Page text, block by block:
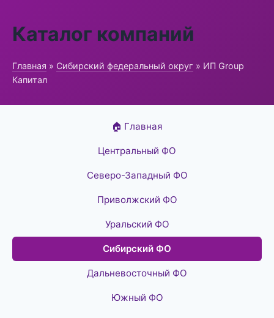
Каталог компаний
Главная » Сибирский федеральный округ » ИП Group
Капитал
🏠 Главная
Центральный ФО
Северо-Западный ФО
Приволжский ФО
Уральский ФО
Сибирский ФО
Дальневосточный ФО
Южный ФО